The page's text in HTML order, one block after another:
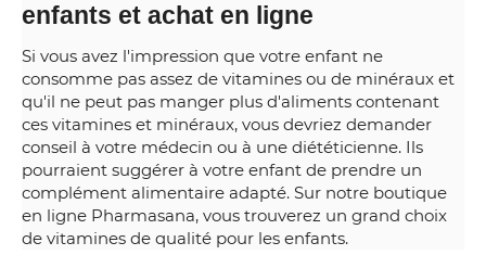
enfants et achat en ligne
Si vous avez l'impression que votre enfant ne
consomme pas assez de vitamines ou de minéraux et
qu'il ne peut pas manger plus d'aliments contenant
ces vitamines et minéraux, vous devriez demander
conseil à votre médecin ou à une diététicienne. Ils
pourraient suggérer à votre enfant de prendre un
complément alimentaire adapté. Sur notre boutique
en ligne Pharmasana, vous trouverez un grand choix
de vitamines de qualité pour les enfants.